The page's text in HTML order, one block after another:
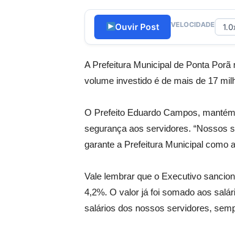
Ouvir Post VELOCIDADE
A Prefeitura Municipal de Ponta
volume investido é de mais de 17
O Prefeito Eduardo Campos,
segurança aos servidores. “Nossos
garante a Prefeitura Municipal como
Vale lembrar que o Executivo
4,2%. O valor já foi somado aos
salários dos nossos servidores,